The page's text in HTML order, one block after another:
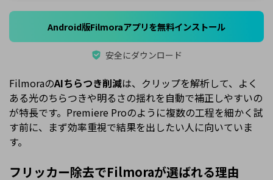
Android版Filmoraアプリを無料インストール
安全にダウンロード
FilmoraのAIちらつき削減は、クリップを解析して、よく
ある光のちらつきや明るさの揺れを自動で補正しやすいの
が特長です。Premiere Proのように複数の工程を細かく試
す前に、まず効率重視で結果を出したい人に向いていま
す。
フリッカー除去でFilmoraが選ばれる理由